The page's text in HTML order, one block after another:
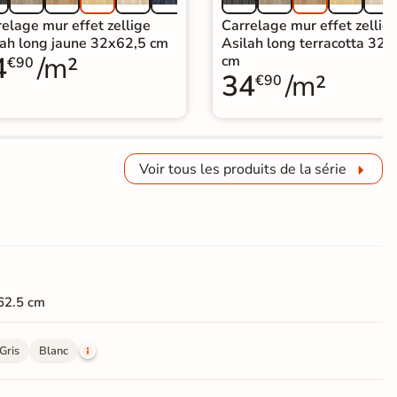
mur effet zellige
long jaune 32x62,5 cm
€90 /m²
Carrelage mur effet
Asilah long terracotta
cm
34€90 /m²
Voir tous les produits de la série
cm
Gris Blanc